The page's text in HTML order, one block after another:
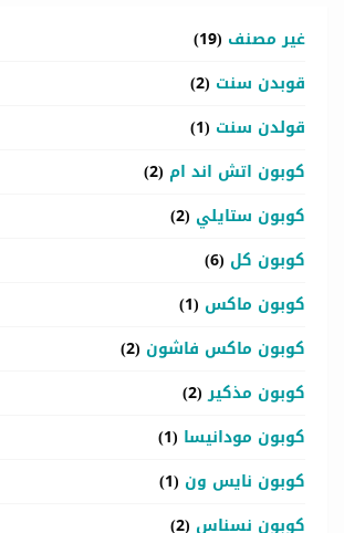
غير مصنف (19)
قوبدن سنت (2)
قولدن سنت (1)
كوبون اتش اند ام (2)
كوبون ستايلي (2)
كوبون كل (6)
كوبون ماكس (1)
كوبون ماكس فاشون (2)
كوبون مذكير(2)
كوبون مودانيسا (1)
كوبون نايس ون (1)
كوبون نسناس (2)